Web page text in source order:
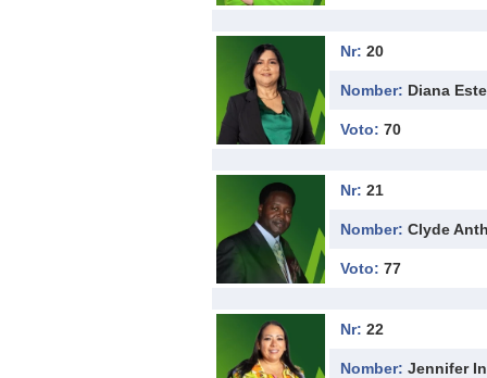
Nr: 20
Nomber: Diana
Voto: 70
Nr: 21
Nomber: Clyde
Voto: 77
Nr: 22
Nomber: Jennifer